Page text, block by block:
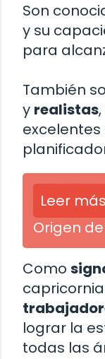
Son
y su
para
También
y realistas
Leer más
Origen
Como
lograr la
todas las